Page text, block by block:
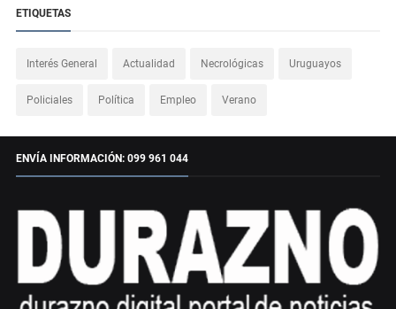
ETIQUETAS
Interés General Actualidad Necrológicas Uruguayos
Policiales Política Empleo Verano
ENVÍA INFORMACIÓN: 099 961 044